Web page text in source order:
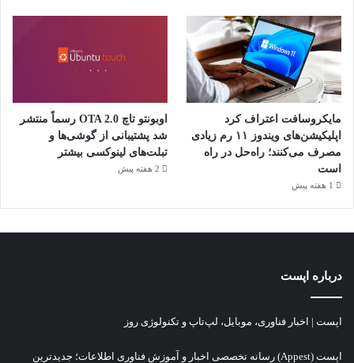
مایکروسافت اعتراف کرد
اپلیکیشن‌های ویندوز ۱۱ رم زیادی
مصرف می‌کنند؛ راه‌حل در راه
است
1 هفته پیش
اوبونتو تاچ OTA 2.0 رسماً منتشر
شد پشتیبانی از گوشی‌ها و
تبلت‌های لینوکسی بیشتر
2 هفته پیش
درباره اپست
اپست | اخبار فناوری، موبایل، لپ‌تاپ و تکنولوژی روز
اپست (Appest) رسانه تخصصی اخبار و آموزش فناوری اطلاعات؛ جدیدترین